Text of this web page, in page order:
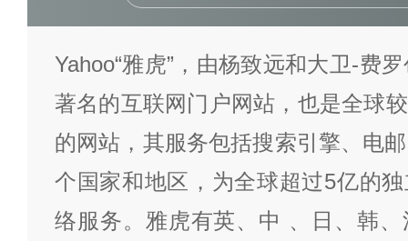
Yahoo“雅虎”，由杨致远和大卫-费
著名的互联网门户网站，也是全球
的网站，其服务包括搜索引擎、电
个国家和地区，为全球超过5亿的
络服务。雅虎有英、中 、日、韩